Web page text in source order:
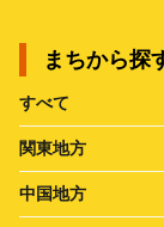
まちから探
すべて
関東地方
中国地方